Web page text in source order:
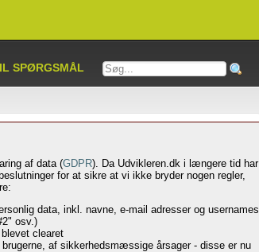
SPØRGSMÅL
af data (GDPR). Da Udvikleren.dk i længere tid har
for at sikre at vi ikke bryder nogen regler,
data, inkl. navne, e-mail adresser og usernames
osv.)
clearet
af sikkerhedsmæssige årsager - disse er nu